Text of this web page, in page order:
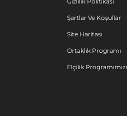
Şartlar Ve Koşullar
Site Haritası
Ortaklık Programı
Elçilik Programımızı